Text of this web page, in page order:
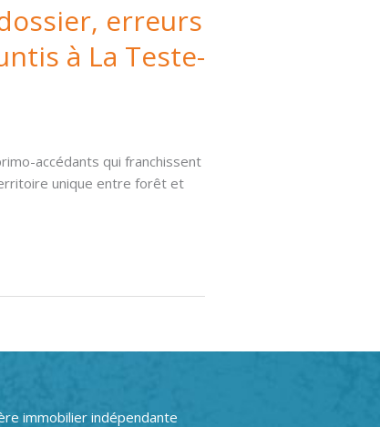
erreurs
à La Teste-
accédants qui franchissent
unique entre forêt et
immobilier indépendante